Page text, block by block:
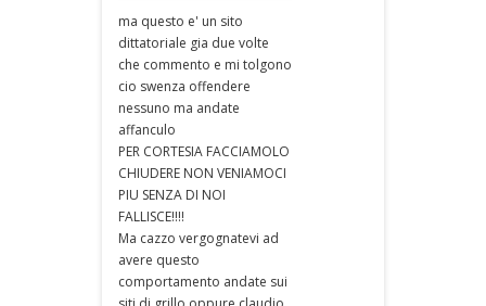
ma questo e' un sito
dittatoriale gia due volte
che commento e mi tolgono
cio swenza offendere
nessuno ma andate
affanculo
PER CORTESIA FACCIAMOLO
CHIUDERE NON VENIAMOCI
PIU SENZA DI NOI
FALLISCE!!!!
Ma cazzo vergognatevi ad
avere questo
comportamento andate sui